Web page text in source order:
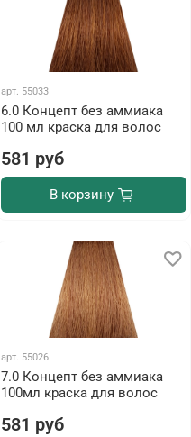
арт. 55033
6.0 Концепт без аммиака
100 мл краска для волос
581 руб
В корзину
арт. 55026
7.0 Концепт без аммиака
100мл краска для волос
581 руб